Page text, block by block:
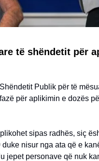
të shëndetit për
Publik për të
për aplikimin e dozës
sipas radhës, siç
nisur nga ata që e
jepet personave që nuk